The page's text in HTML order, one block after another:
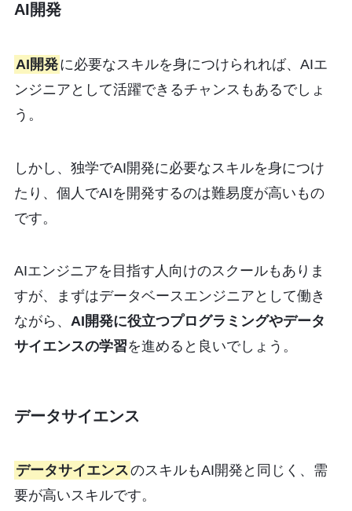
AI開発
AI開発に必要なスキルを身につけられれば、AIエ
ンジニアとして活躍できるチャンスもあるでしょ
う。
しかし、独学でAI開発に必要なスキルを身につけ
たり、個人でAIを開発するのは難易度が高いもの
です。
AIエンジニアを目指す人向けのスクールもありま
すが、まずはデータベースエンジニアとして働き
ながら、 AI開発に役立つプログラミングやデータ
サイエンスの学習を進めると良いでしょう。
データサイエンス
データサイエンスのスキルもAI開発と同じく、需
要が高いスキルです。